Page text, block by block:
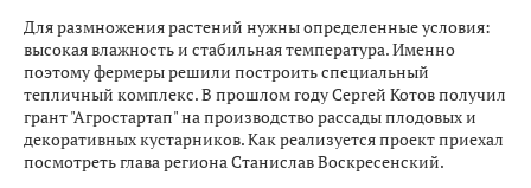
Для размножения растений нужны определенные условия:
высокая влажность и стабильная температура. Именно
поэтому фермеры решили построить специальный
тепличный комплекс. В прошлом году Сергей Котов получил
грант "Агростартап" на производство рассады плодовых и
декоративных кустарников. Как реализуется проект приехал
посмотреть глава региона Станислав Воскресенский.